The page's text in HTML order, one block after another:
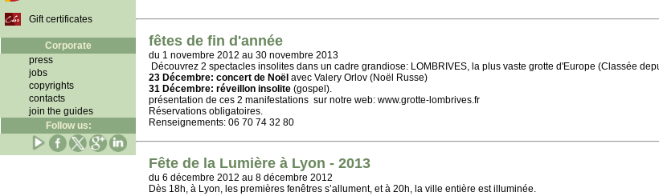
Gift certificates
Corporate
press
jobs
copyrights
contacts
join the guides
Follow us:
fêtes de fin d'année
du 1 novembre 2012 au 30 novembre 2013
Découvrez 2 spectacles insolites dans un cadre grandiose: LOMBRIVES, la plus vaste grotte d'Europe (Classée
23 Décembre: concert de Noël avec Valery Orlov (Noël Russe)
31 Décembre: réveillon insolite (gospel).
présentation de ces 2 manifestations sur notre web: www.grotte-lombrives.fr
Réservations obligatoires.
Renseignements: 06 70 74 32 80
Fête de la Lumière à Lyon - 2013
du 6 décembre 2012 au 8 décembre 2012
Dès 18h, à Lyon, les premières fenêtres s’allument, et à 20h, la ville entière est illuminée.